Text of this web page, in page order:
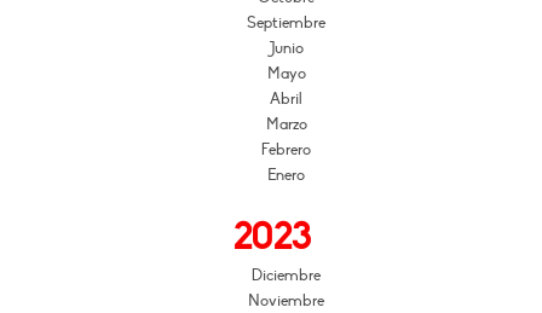
Septiembre
Junio
Mayo
Abril
Marzo
Febrero
Enero
2023
Diciembre
Noviembre